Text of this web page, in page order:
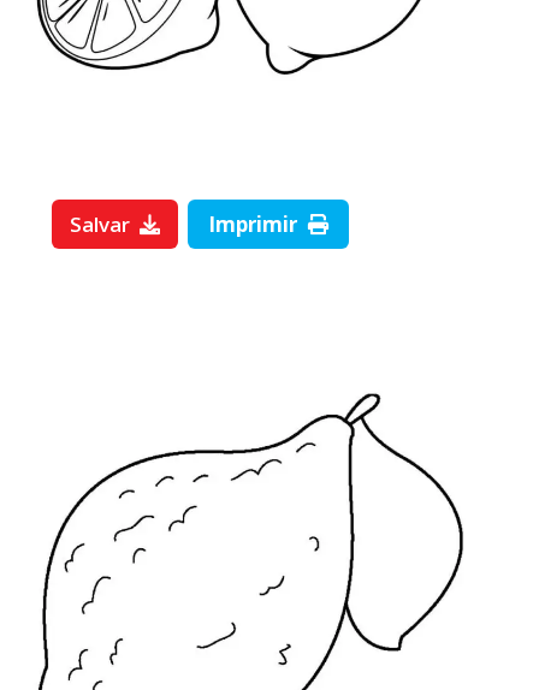
Salvar Imprimir